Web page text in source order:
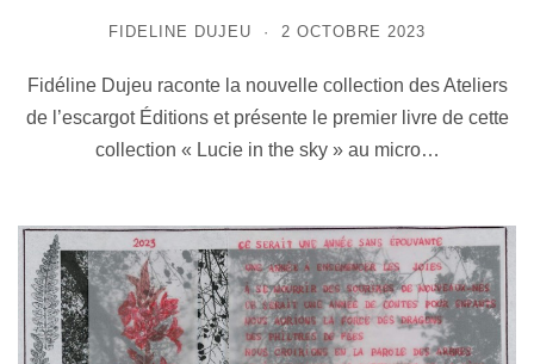
FIDELINE DUJEU 2 OCTOBRE 2023
Fidéline Dujeu raconte la nouvelle collection des Ateliers
de l’escargot Éditions et présente le premier livre de cette
collection « Lucie in the sky » au micro…